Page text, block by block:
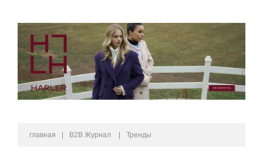
главная B2B Журнал Тренды